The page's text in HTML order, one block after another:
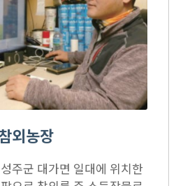
외농장
주군 대가면 일대에 위치한